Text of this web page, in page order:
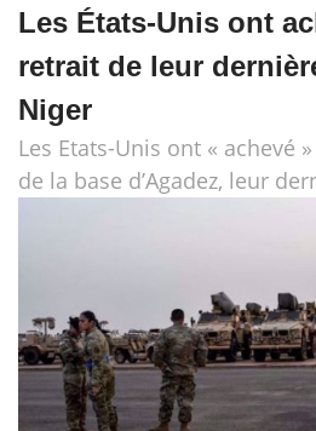
Les États-Unis ont
retrait de leur
Niger
Les Etats-Unis ont « achevé
de la base d’Agadez, leur